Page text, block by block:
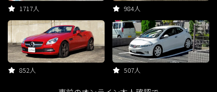
1717人 984人
852人 507人